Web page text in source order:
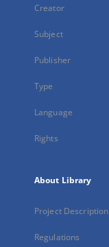
Creator
Subject
Publisher
Type
Language
Rights
About Library
Project Description
Regulations